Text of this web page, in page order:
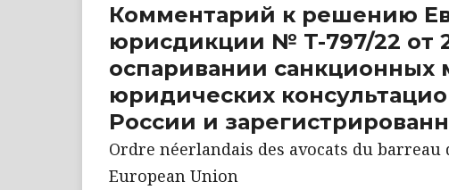
Комментарий к решению
юрисдикции № T-797/22 от
оспаривании
юридических
России и
Ordre néerlandais des avocats du
European Union